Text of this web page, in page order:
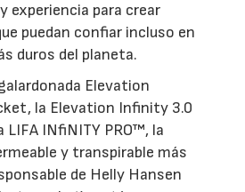
experiencia para crear
puedan confiar incluso en
duros del planeta.
Elevation
la Elevation Infinity 3.0
LIFA INfiNITY PRO™, la
y transpirable más
de Helly Hansen